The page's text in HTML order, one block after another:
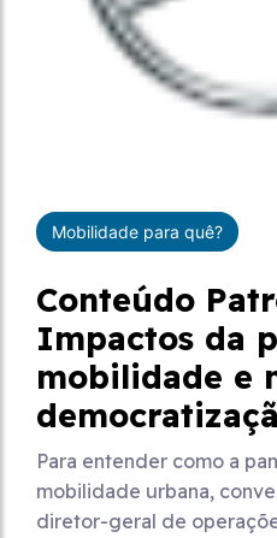
Mobilidade para quê?
Conteúdo
Impactos da
mobilidade e
Para entender como a
mobilidade urbana,
diretor-geral de